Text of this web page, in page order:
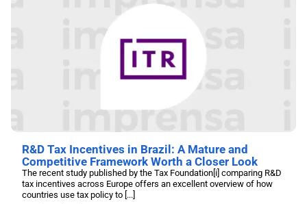
R&D Tax Incentives in Brazil: A Mature and
Competitive Framework Worth a Closer Look
The recent study published by the Tax Foundation[i] comparing R&D
tax incentives across Europe offers an excellent overview of how
countries use tax policy to [...]